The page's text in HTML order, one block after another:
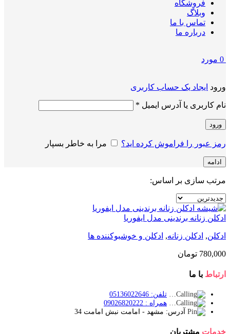
فروشگاه
وبلاگ
تماس با ما
درباره ما
0 مورد
ورود ایجاد یک حساب کاربری
نام کاربری یا آدرس ایمیل *
ورود
رمز عبور را فراموش کرده اید؟ مرا به خاطر بسپار
ادامه
مرتب سازی بر اساس:
ادکلن زنانه برندینی مدل ایفوریا
ادکلن, ادکلن زنانه, ادکلن و خوشبوکننده ها
780,000 تومان
ارتباط با ما
تلفن: 05136022646
همراه : 09026820222
آدرس: مشهد - امامت نبش امامت 34
خدمات مشتریان